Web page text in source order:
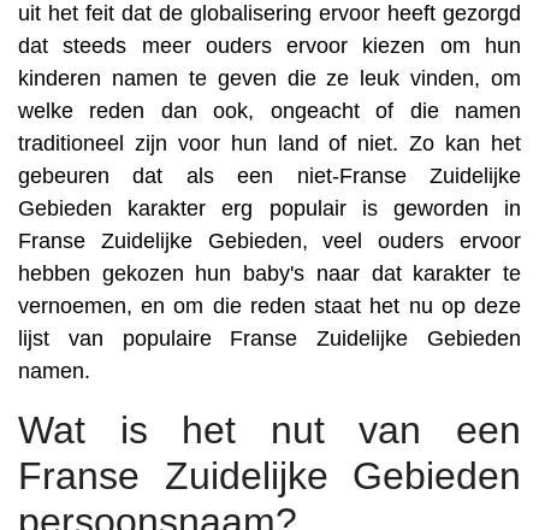
uit het feit dat de globalisering ervoor heeft gezorgd
dat steeds meer ouders ervoor kiezen om hun
kinderen namen te geven die ze leuk vinden, om
welke reden dan ook, ongeacht of die namen
traditioneel zijn voor hun land of niet. Zo kan het
gebeuren dat als een niet-Franse Zuidelijke
Gebieden karakter erg populair is geworden in
Franse Zuidelijke Gebieden, veel ouders ervoor
hebben gekozen hun baby's naar dat karakter te
vernoemen, en om die reden staat het nu op deze
lijst van populaire Franse Zuidelijke Gebieden
namen.
Wat is het nut van een
Franse Zuidelijke Gebieden